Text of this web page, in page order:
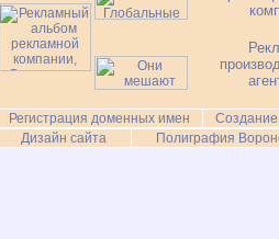
Регистрация доменных имен
Создание
Дизайн сайта
Полиграфия